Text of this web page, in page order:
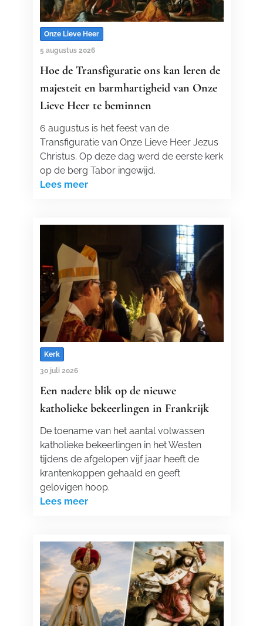
Onze Lieve Heer
5 augustus 2026
Hoe de Transfiguratie ons kan leren de
majesteit en barmhartigheid van Onze
Lieve Heer te beminnen
6 augustus is het feest van de
Transfiguratie van Onze Lieve Heer Jezus
Christus. Op deze dag werd de eerste kerk
op de berg Tabor ingewijd.
Lees meer
Kerk
30 juli 2026
Een nadere blik op de nieuwe
katholieke bekeerlingen in Frankrijk
De toename van het aantal volwassen
katholieke bekeerlingen in het Westen
tijdens de afgelopen vijf jaar heeft de
krantenkoppen gehaald en geeft
gelovigen hoop.
Lees meer